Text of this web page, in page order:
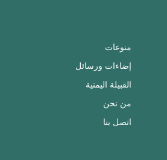
منوعات
إضاءات ورسائل
القبيلة اليمنية
من نحن
اتصل بنا